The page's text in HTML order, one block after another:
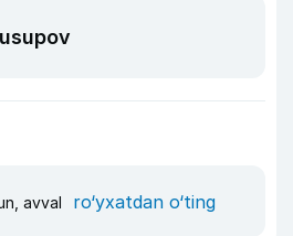
avval ro‘yxatdan o‘ting